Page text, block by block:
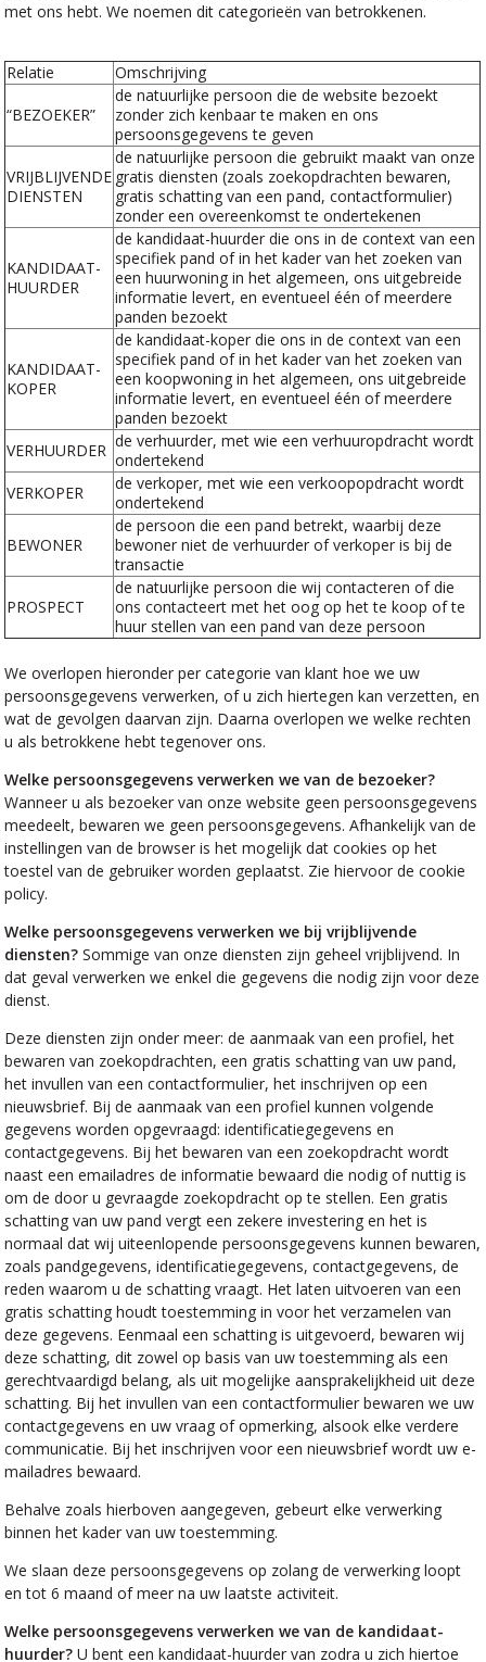
met ons hebt. We noemen dit categorieën van betrokkenen.
Relatie Omschrijving
“BEZOEKER”
de natuurlijke persoon die de website bezoekt
zonder zich kenbaar te maken en ons
persoonsgegevens te geven
VRIJBLIJVENDE
DIENSTEN
de natuurlijke persoon die gebruikt maakt van onze
gratis diensten (zoals zoekopdrachten bewaren,
gratis schatting van een pand, contactformulier)
zonder een overeenkomst te ondertekenen
KANDIDAAT-
HUURDER
de kandidaat-huurder die ons in de context van een
specifiek pand of in het kader van het zoeken van
een huurwoning in het algemeen, ons uitgebreide
informatie levert, en eventueel één of meerdere
panden bezoekt
KANDIDAAT-
KOPER
de kandidaat-koper die ons in de context van een
specifiek pand of in het kader van het zoeken van
een koopwoning in het algemeen, ons uitgebreide
informatie levert, en eventueel één of meerdere
panden bezoekt
VERHUURDER de verhuurder, met wie een verhuuropdracht wordt
ondertekend
VERKOPER
de verkoper, met wie een verkoopopdracht wordt
ondertekend
BEWONER
de persoon die een pand betrekt, waarbij deze
bewoner niet de verhuurder of verkoper is bij de
transactie
PROSPECT
de natuurlijke persoon die wij contacteren of die
ons contacteert met het oog op het te koop of te
huur stellen van een pand van deze persoon
We overlopen hieronder per categorie van klant hoe we uw
persoonsgegevens verwerken, of u zich hiertegen kan verzetten, en
wat de gevolgen daarvan zijn. Daarna overlopen we welke rechten
u als betrokkene hebt tegenover ons.
Welke persoonsgegevens verwerken we van de bezoeker?
Wanneer u als bezoeker van onze website geen persoonsgegevens
meedeelt, bewaren we geen persoonsgegevens. Afhankelijk van de
instellingen van de browser is het mogelijk dat cookies op het
toestel van de gebruiker worden geplaatst. Zie hiervoor de cookie
policy.
Welke persoonsgegevens verwerken we bij vrijblijvende
diensten? Sommige van onze diensten zijn geheel vrijblijvend. In
dat geval verwerken we enkel die gegevens die nodig zijn voor deze
dienst.
Deze diensten zijn onder meer: de aanmaak van een profiel, het
bewaren van zoekopdrachten, een gratis schatting van uw pand,
het invullen van een contactformulier, het inschrijven op een
nieuwsbrief. Bij de aanmaak van een profiel kunnen volgende
gegevens worden opgevraagd: identificatiegegevens en
contactgegevens. Bij het bewaren van een zoekopdracht wordt
naast een emailadres de informatie bewaard die nodig of nuttig is
om de door u gevraagde zoekopdracht op te stellen. Een gratis
schatting van uw pand vergt een zekere investering en het is
normaal dat wij uiteenlopende persoonsgegevens kunnen bewaren,
zoals pandgegevens, identificatiegegevens, contactgegevens, de
reden waarom u de schatting vraagt. Het laten uitvoeren van een
gratis schatting houdt toestemming in voor het verzamelen van
deze gegevens. Eenmaal een schatting is uitgevoerd, bewaren wij
deze schatting, dit zowel op basis van uw toestemming als een
gerechtvaardigd belang, als uit mogelijke aansprakelijkheid uit deze
schatting. Bij het invullen van een contactformulier bewaren we uw
contactgegevens en uw vraag of opmerking, alsook elke verdere
communicatie. Bij het inschrijven voor een nieuwsbrief wordt uw e-
mailadres bewaard.
Behalve zoals hierboven aangegeven, gebeurt elke verwerking
binnen het kader van uw toestemming.
We slaan deze persoonsgegevens op zolang de verwerking loopt
en tot 6 maand of meer na uw laatste activiteit.
Welke persoonsgegevens verwerken we van de kandidaat-
huurder? U bent een kandidaat-huurder van zodra u zich hiertoe